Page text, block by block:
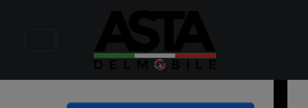
Comfort completo per ogni momento di relax